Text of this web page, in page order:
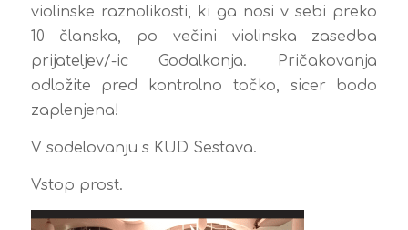
violinske raznolikosti, ki ga nosi v sebi preko
10 članska, po večini violinska zasedba
prijateljev/-ic Godalkanja. Pričakovanja
odložite pred kontrolno točko, sicer bodo
zaplenjena!
V sodelovanju s KUD Sestava.
Vstop prost.